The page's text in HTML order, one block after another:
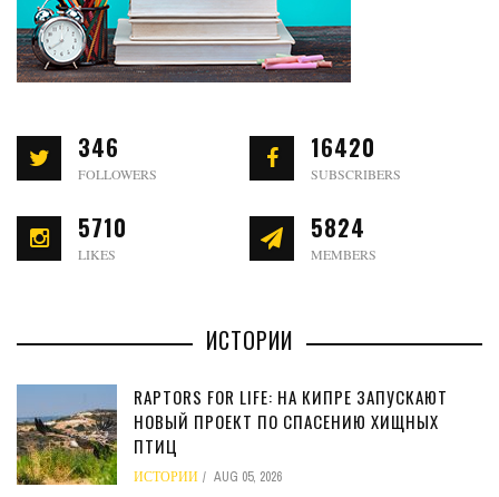
346
FOLLOWERS
16420
SUBSCRIBERS
5710
LIKES
5824
MEMBERS
ИСТОРИИ
RAPTORS FOR LIFE: НА КИПРЕ ЗАПУСКАЮТ
НОВЫЙ ПРОЕКТ ПО СПАСЕНИЮ ХИЩНЫХ
ПТИЦ
ИСТОРИИ AUG 05, 2026